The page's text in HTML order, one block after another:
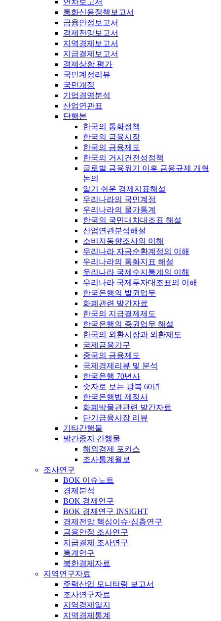
연차보고서
통화신용정책보고서
금융안정보고서
경제전망보고서
지역경제보고서
지급결제보고서
경제상황 평가
국민계정리뷰
국민계정
기업경영분석
산업연관표
단행본
한국의 통화정책
한국의 금융시장
한국의 금융제도
한국의 거시건전성정책
글로벌 금융위기 이후 금융규제 개혁
논의
알기 쉬운 경제지표해설
우리나라의 국민계정
우리나라의 물가통계
한국의 국민대차대조표 해설
산업연관분석해설
소비자동향조사의 이해
우리나라 자금순환계정의 이해
우리나라의 통화지표 해설
우리나라 국제수지통계의 이해
우리나라 국제투자대조표의 이해
한국은행의 발권업무
화폐관련 발간자료
한국의 지급결제제도
한국은행의 증권업무 해설
한국의 외환시장과 외환제도
국제금융기구
중국의 금융제도
국제경제리뷰 및 분석
한국은행 70년사
숫자로 보는 광복 60년
한국은행법 제정사
화폐박물관관련 발간자료
단기금융시장 리뷰
기타간행물
발간중지 간행물
해외경제 포커스
조사통계월보
조사연구
BOK 이슈노트
경제분석
BOK 경제연구
BOK 경제연구 INSIGHT
경제전망 핵심이슈·심층연구
금융안정 조사연구
지급결제 조사연구
통계연구
북한경제자료
지역연구자료
주력산업 모니터링 보고서
조사연구자료
지역경제일지
지역경제통계